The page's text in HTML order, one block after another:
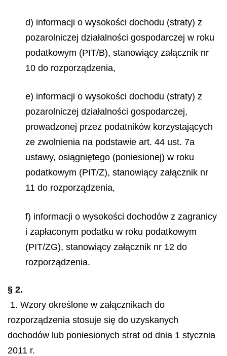
d) informacji o wysokości dochodu (straty) z
pozarolniczej działalności gospodarczej w roku
podatkowym (PIT/B), stanowiący załącznik nr
10 do rozporządzenia,
e) informacji o wysokości dochodu (straty) z
pozarolniczej działalności gospodarczej,
prowadzonej przez podatników korzystających
ze zwolnienia na podstawie art. 44 ust. 7a
ustawy, osiągniętego (poniesionej) w roku
podatkowym (PIT/Z), stanowiący załącznik nr
11 do rozporządzenia,
f) informacji o wysokości dochodów z zagranicy
i zapłaconym podatku w roku podatkowym
(PIT/ZG), stanowiący załącznik nr 12 do
rozporządzenia.
§ 2.
1. Wzory określone w załącznikach do
rozporządzenia stosuje się do uzyskanych
dochodów lub poniesionych strat od dnia 1 stycznia
2011 r.